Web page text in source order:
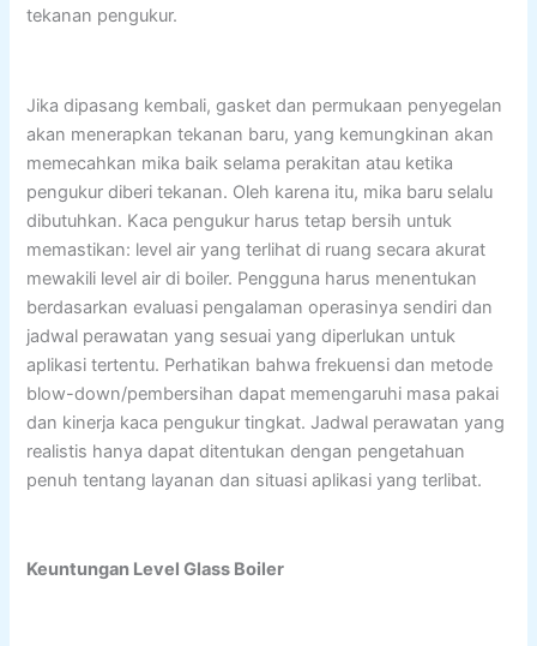
tekanan pengukur.
Jika dipasang kembali, gasket dan permukaan penyegelan
akan menerapkan tekanan baru, yang kemungkinan akan
memecahkan mika baik selama perakitan atau ketika
pengukur diberi tekanan. Oleh karena itu, mika baru selalu
dibutuhkan. Kaca pengukur harus tetap bersih untuk
memastikan: level air yang terlihat di ruang secara akurat
mewakili level air di boiler. Pengguna harus menentukan
berdasarkan evaluasi pengalaman operasinya sendiri dan
jadwal perawatan yang sesuai yang diperlukan untuk
aplikasi tertentu. Perhatikan bahwa frekuensi dan metode
blow-down/pembersihan dapat memengaruhi masa pakai
dan kinerja kaca pengukur tingkat. Jadwal perawatan yang
realistis hanya dapat ditentukan dengan pengetahuan
penuh tentang layanan dan situasi aplikasi yang terlibat.
Keuntungan Level Glass Boiler